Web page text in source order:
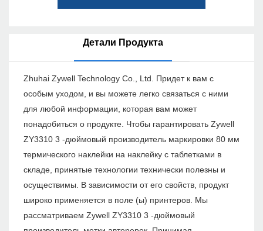
Детали Продукта
Zhuhai Zywell Technology Co., Ltd. Придет к вам с
особым уходом, и вы можете легко связаться с ними
для любой информации, которая вам может
понадобиться о продукте. Чтобы гарантировать Zywell
ZY3310 3 -дюймовый производитель маркировки 80 мм
термического наклейки на наклейку с таблетками в
складе, принятые технологии технически полезны и
осуществимы. В зависимости от его свойств, продукт
широко применяется в поле (ы) принтеров. Мы
рассматриваем Zywell ZY3310 3 -дюймовый